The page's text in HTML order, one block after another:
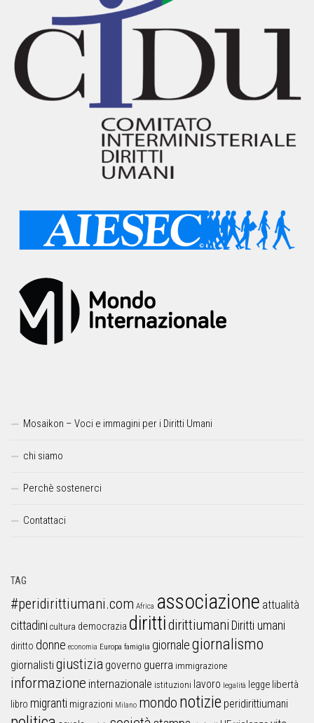
Mosaikon – Voci e immagini per i Diritti Umani
chi siamo
Perchè sostenerci
Contattaci
TAG
#peridirittiumani.com Africa associazione attualità
cittadini cultura democrazia dirittidirittiumani Diritti umani
diritto donne economia Europa famiglia giornalegiornalismo
giornalistigiustizia governo guerra immigrazione
informazione internazionale istituzioni lavoro legalità legge libertà
libro migranti migrazioni Milano mondo notizie peridirittiumani